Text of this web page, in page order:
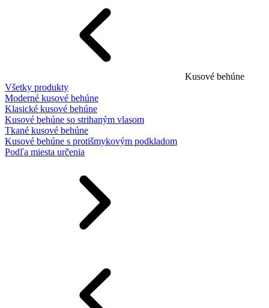
Kusové behúne
Všetky produkty
Moderné kusové behúne
Klasické kusové behúne
Kusové behúne so strihaným vlasom
Tkané kusové behúne
Kusové behúne s protišmykovým podkladom
Podľa miesta určenia